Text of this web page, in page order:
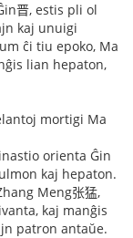
晋, estis pli ol
kaj unuigi
ĉi tiu epoko, Ma
lian hepaton,
mortigi Ma
orienta Ĝin
kaj hepaton.
Meng张猛,
kaj manĝis
patron antaŭe.